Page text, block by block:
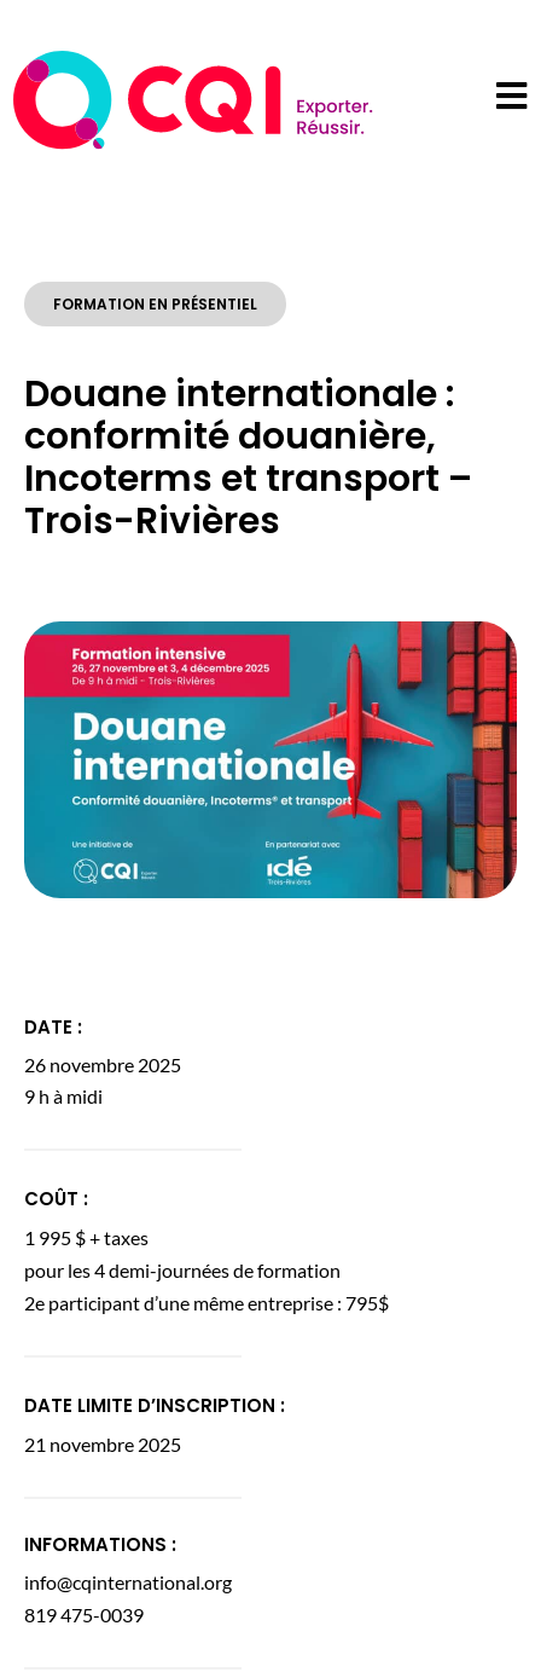
FORMATION EN PRÉSENTIEL
Douane internationale :
conformité douanière,
Incoterms et transport –
Trois-Rivières
DATE :
26 novembre 2025
9 h à midi
COÛT :
1 995 $ + taxes
pour les 4 demi-journées de formation
2e participant d’une même entreprise : 795$
DATE LIMITE D’INSCRIPTION :
21 novembre 2025
INFORMATIONS :
info@cqinternational.org
819 475-0039